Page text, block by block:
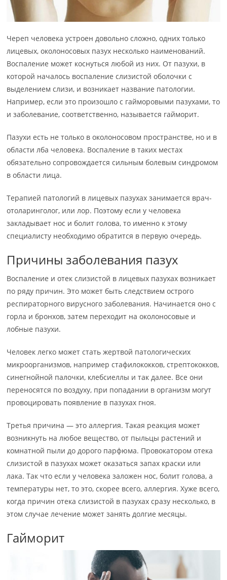
Череп человека устроен довольно сложно, одних только
лицевых, околоносовых пазух несколько наименований.
Воспаление может коснуться любой из них. От пазухи, в
которой началось воспаление слизистой оболочки с
выделением слизи, и возникает название патологии.
Например, если это произошло с гайморовыми пазухами, то
и заболевание, соответственно, называется гайморит.
Пазухи есть не только в околоносовом пространстве, но и в
области лба человека. Воспаление в таких местах
обязательно сопровождается сильным болевым синдромом
в области лица.
Терапией патологий в лицевых пазухах занимается врач-
отоларинголог, или лор. Поэтому если у человека
закладывает нос и болит голова, то именно к этому
специалисту необходимо обратится в первую очередь.
Причины заболевания пазух
Воспаление и отек слизистой в лицевых пазухах возникает
по ряду причин. Это может быть следствием острого
респираторного вирусного заболевания. Начинается оно с
горла и бронхов, затем переходит на околоносовые и
лобные пазухи.
Человек легко может стать жертвой патологических
микроорганизмов, например стафилококков, стрептококков,
синегнойной палочки, клебсиеллы и так далее. Все они
переносятся по воздуху, при попадании в организм могут
провоцировать появление в пазухах гноя.
Третья причина — это аллергия. Такая реакция может
возникнуть на любое вещество, от пыльцы растений и
комнатной пыли до дорого парфюма. Провокатором отека
слизистой в пазухах может оказаться запах краски или
лака. Так что если у человека заложен нос, болит голова, а
температуры нет, то это, скорее всего, аллергия. Хуже всего,
когда причин отека слизистой в пазухах сразу несколько, в
этом случае лечение может занять долгие месяцы.
Гайморит